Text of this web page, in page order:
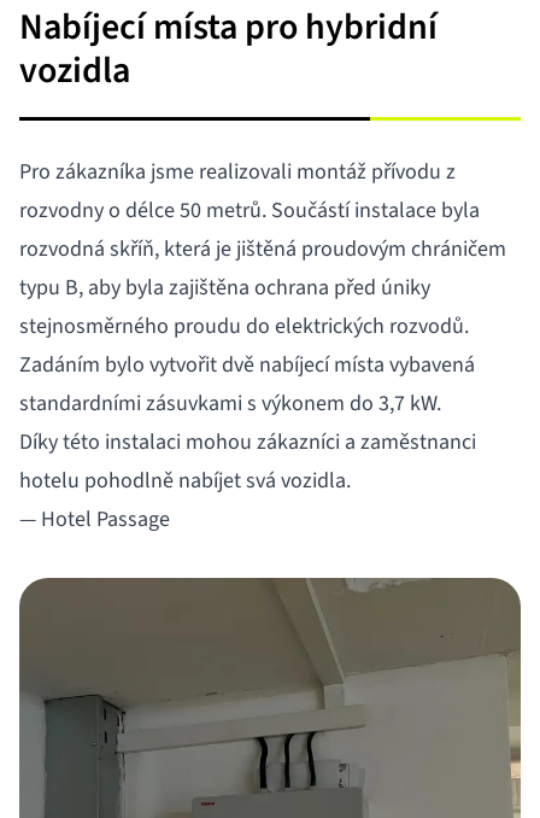
Nabíjecí místa pro hybridní
vozidla
Pro zákazníka jsme realizovali montáž přívodu z
rozvodny o délce 50 metrů. Součástí instalace byla
rozvodná skříň, která je jištěná proudovým chráničem
typu B, aby byla zajištěna ochrana před úniky
stejnosměrného proudu do elektrických rozvodů.
Zadáním bylo vytvořit dvě nabíjecí místa vybavená
standardními zásuvkami s výkonem do 3,7 kW.
Díky této instalaci mohou zákazníci a zaměstnanci
hotelu pohodlně nabíjet svá vozidla.
— Hotel Passage